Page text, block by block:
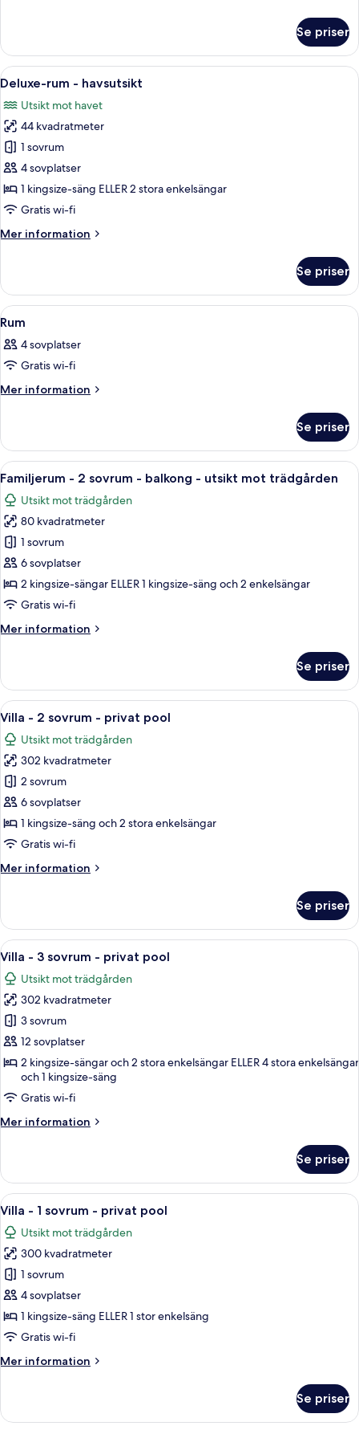
rum
utsikt
poolen
Se priser
Öppna
alla
foton
för
Deluxe-
rum
-
havsutsikt
En balkong med ett bord och stolar,
7
Deluxe-rum - havsutsikt
Utsikt mot havet
44 kvadratmeter
1 sovrum
4 sovplatser
1 kingsize-säng ELLER 2 stora enkelsängar
Gratis wi-fi
Mer information
Mer
rum
havsutsikt
Se priser
Öppna
alla
foton
för
Rum
Ett hotellrum med en säng, ett
3
Rum
4 sovplatser
Gratis wi-fi
Mer information
Mer
Se priser
Öppna
alla
foton
för
Familjerum
-
2
sovrum
balkong
mot
trädgården
Ett hotellrum med två sängar, ett
7
Familjerum - 2 sovrum - balkong - utsikt mot trädgården
Utsikt mot trädgården
80 kvadratmeter
1 sovrum
6 sovplatser
2 kingsize-sängar ELLER 1 kingsize-säng och 2 enkelsängar
Gratis wi-fi
Mer information
Mer
-
sovrum
balkong
utsikt
mot
trädgården
Se priser
Öppna
alla
foton
för
Villa
-
2
sovrum
privat
Ett hotellrum med en balkong, en
9
Villa - 2 sovrum - privat pool
Utsikt mot trädgården
302 kvadratmeter
2 sovrum
6 sovplatser
1 kingsize-säng och 2 stora enkelsängar
Gratis wi-fi
Mer information
Mer
-
sovrum
privat
pool
Se priser
Öppna
alla
foton
för
Villa
-
3
sovrum
-
privat
pool
Ett hotellrum med två sängar, ett
10
Villa - 3 sovrum - privat pool
Utsikt mot trädgården
302 kvadratmeter
3 sovrum
12 sovplatser
2 kingsize-sängar och 2 stora enkelsängar ELLER 4 stora enkelsängar
och 1 kingsize-säng
Gratis wi-fi
Mer information
Mer
-
sovrum
privat
pool
Se priser
Öppna
alla
foton
för
Villa
-
1
sovrum
privat
Ett rymligt vardagsrum med möbler
7
Villa - 1 sovrum - privat pool
Utsikt mot trädgården
300 kvadratmeter
1 sovrum
4 sovplatser
1 kingsize-säng ELLER 1 stor enkelsäng
Gratis wi-fi
Mer information
Mer
-
Se priser